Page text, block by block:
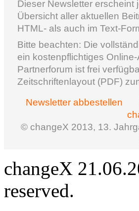
Dieser Newsletter
Übersicht aller aktuellen
HTML- als auch im Text-
Bitte beachten: Die
ein kostenpflichtiges
Partnerforum ist frei
Zeitschriftenlayout (PDF)
Newsletter abbestellen
© changeX 2013, 13.
changeX
reserved.